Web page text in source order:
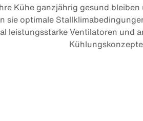
Kühe ganzjährig gesund
sie optimale
leistungsstarke Ventilatoren und